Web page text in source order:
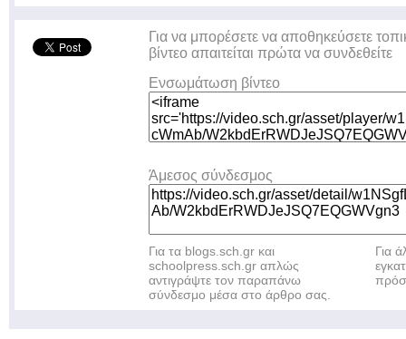
Για να μπορέσετε να αποθηκεύσετε
βίντεο απαιτείται πρώτα να συνδεθείτε
Ενσωμάτωση βίντεο
Άμεσος σύνδεσμος
Για τα blogs.sch.gr και
schoolpress.sch.gr απλώς
αντιγράψτε τον παραπάνω
σύνδεσμο μέσα στο άρθρο σας.
Για